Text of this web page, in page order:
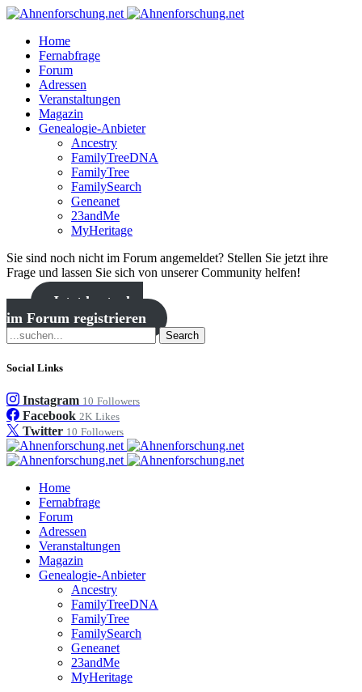
Home
Fernabfrage
Forum
Adressen
Veranstaltungen
Magazin
Genealogie-Anbieter
Ancestry
FamilyTreeDNA
FamilyTree
FamilySearch
Geneanet
23andMe
MyHeritage
Sie sind noch nicht im Forum angemeldet? Stellen Sie jetzt ihre
Frage und lassen Sie sich von unserer Community helfen!
Jetzt kostenlos
im Forum registrieren
Search
Social Links
Instagram 10 Followers
Facebook 2K Likes
Twitter 10 Followers
Home
Fernabfrage
Forum
Adressen
Veranstaltungen
Magazin
Genealogie-Anbieter
Ancestry
FamilyTreeDNA
FamilyTree
FamilySearch
Geneanet
23andMe
MyHeritage